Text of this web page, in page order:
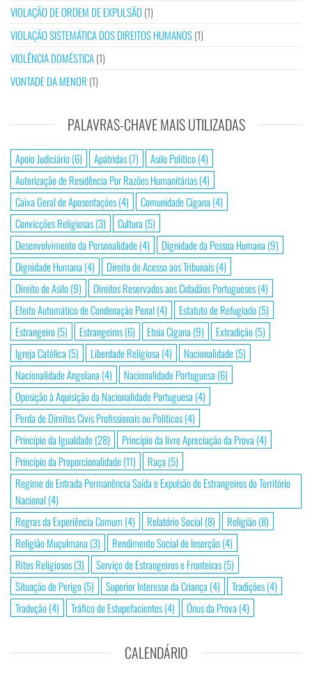
VIOLAÇÃO DE ORDEM DE EXPULSÃO (1)
VIOLAÇÃO SISTEMÁTICA DOS DIREITOS HUMANOS(1)
VIOLÊNCIA DOMÉSTICA(1)
VONTADE DA MENOR (1)
PALAVRAS-CHAVE MAIS UTILIZADAS
Apoio Judiciário(6) Apátridas(7) Asilo Político(4)
Autorização de Residência Por Razões Humanitárias(4)
Caixa Geral de Aposentações(4) Comunidade Cigana (4)
Convicções Religiosas(3) Cultura (5)
Desenvolvimento da Personalidade(4) Dignidade da Pessoa Humana (9)
Dignidade Humana (4) Direito de Acesso aos Tribunais(4)
Direito de Asilo(9) Direitos Reservados aos Cidadãos Portugueses(4)
Efeito Automático de Condenação Penal (4) Estatuto de Refugiado(5)
Estrangeiro(5) Estrangeiros(6) Etnia Cigana (9) Extradição(5)
Igreja Católica (5) Liberdade Religiosa (4) Nacionalidade(5)
Nacionalidade Angolana (4) Nacionalidade Portuguesa (6)
Oposição à Aquisição da Nacionalidade Portuguesa (4)
Perda de Direitos Civis Profissionais ou Políticos(4)
Princípio da Igualdade(28) Princípio da livre Apreciação da Prova (4)
Princípio da Proporcionalidade(11) Raça (5)
Regime de Entrada Permanência Saída e Expulsão de Estrangeiros do Território
Nacional (4)
Regras da Experiência Comum (4) Relatório Social (8) Religião(8)
Religião Muçulmana (3) Rendimento Social de Inserção(4)
Ritos Religiosos(3) Serviço de Estrangeiros e Fronteiras(5)
Situação de Perigo(5) Superior Interesse da Criança (4) Tradições(4)
Tradução(4) Tráfico de Estupefacientes(4) Ónus da Prova (4)
CALENDÁRIO